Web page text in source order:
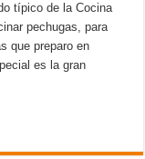
típico de la Cocina
pechugas, para
que preparo en
es la gran